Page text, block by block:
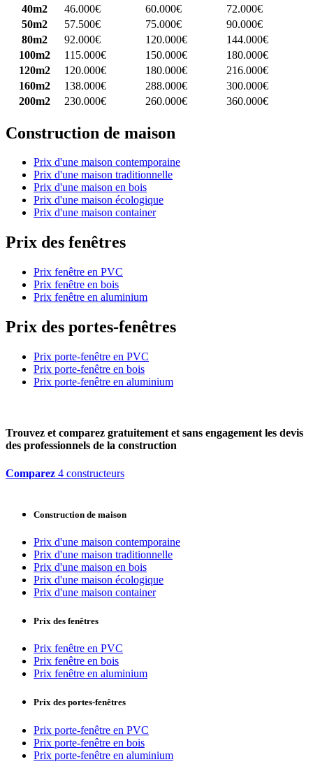
40m2
46.000€ 60.000€
72.000€
50m2
57.500€ 75.000€
90.000€
80m2
92.000€ 120.000€
144.000€
100m2
115.000€ 150.000€
180.000€
120m2
120.000€ 180.000€
216.000€
160m2
138.000€ 288.000€
300.000€
200m2
230.000€ 260.000€ 360.000€
Construction de maison
Prix d'une maison contemporaine
Prix d'une maison traditionnelle
Prix d'une maison en bois
Prix d'une maison écologique
Prix d'une maison container
Prix des fenêtres
Prix fenêtre en PVC
Prix fenêtre en bois
Prix fenêtre en aluminium
Prix des portes-fenêtres
Prix porte-fenêtre en PVC
Prix porte-fenêtre en bois
Prix porte-fenêtre en aluminium
Trouvez et comparez gratuitement et sans engagement les devis
des professionnels de la construction
Comparez 4 constructeurs
Construction de maison
Prix d'une maison contemporaine
Prix d'une maison traditionnelle
Prix d'une maison en bois
Prix d'une maison écologique
Prix d'une maison container
Prix des fenêtres
Prix fenêtre en PVC
Prix fenêtre en bois
Prix fenêtre en aluminium
Prix des portes-fenêtres
Prix porte-fenêtre en PVC
Prix porte-fenêtre en bois
Prix porte-fenêtre en aluminium